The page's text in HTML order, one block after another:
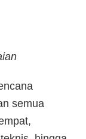
semua